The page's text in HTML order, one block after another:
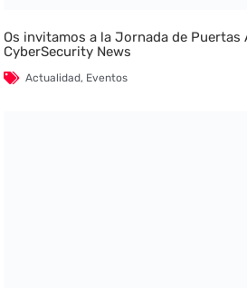
Os invitamos a la Jornada de Puertas
CyberSecurity News
Actualidad, Eventos